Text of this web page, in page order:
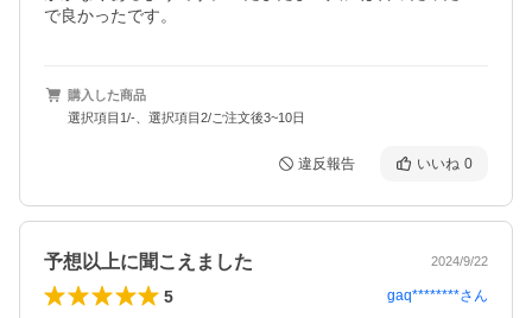
購入した商品
選択項目1/-、選択項目2/ご注文後3~10日
違反報告 いいね 0
予想以上に聞こえました 2024/9/22
5 gaq********さん